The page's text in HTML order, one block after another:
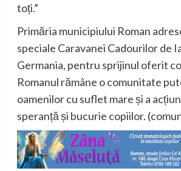
toți.”
Primăria municipiului Roman
speciale Caravanei Cadourilor de
Germania, pentru sprijinul oferit
Romanul rămâne o comunitate
oamenilor cu suflet mare și a
speranță și bucurie copiilor.